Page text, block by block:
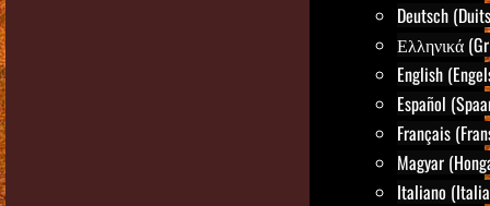
Deutsch
Ελληνικά
English
Español
Français
Magyar
Italiano